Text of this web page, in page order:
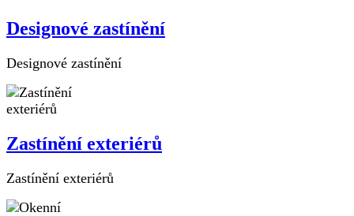
Designové zastínění
Designové zastínění
Zastínění exteriérů
Zastínění exteriérů